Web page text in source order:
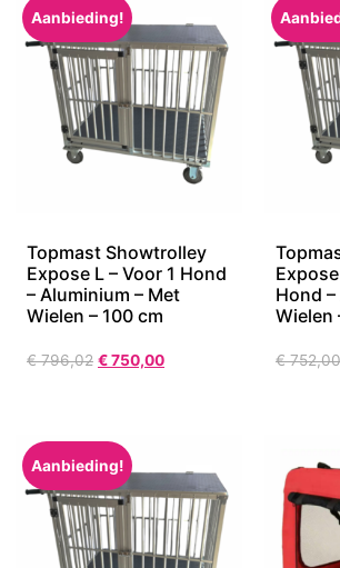
Aanbieding!
Topmast Showtrolley
Expose L – Voor 1 Hond
– Aluminium – Met
Wielen – 100 cm
€796,02 €750,00
Hond
Wielen
€752,00
Aanbieding!